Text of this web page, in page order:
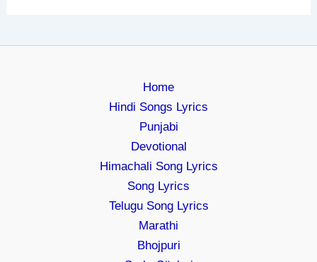
Home
Hindi Songs Lyrics
Punjabi
Devotional
Himachali Song Lyrics
Song Lyrics
Telugu Song Lyrics
Marathi
Bhojpuri